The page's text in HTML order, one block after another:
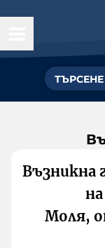
Възникна
Моля,